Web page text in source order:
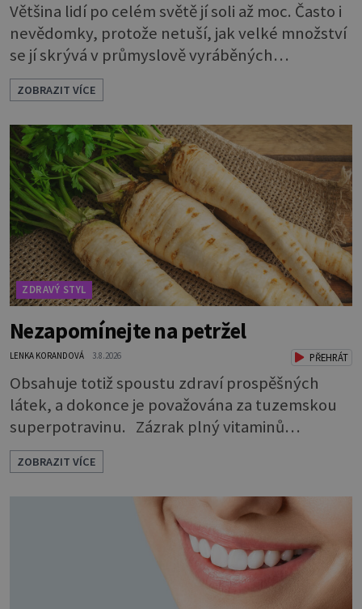
Většina lidí po celém světě jí soli až moc. Často i
nevědomky, protože netuší, jak velké množství
se jí skrývá v průmyslově vyráběných
potravinách, dokonce i těch sladkých. Sůl je
zdravá Ale v ani ne třetinovém množství, než je
pro většinu populace běžné. Její základní
složky– sodík a chlór – jsou zásadní pro správné
hospodaření organismu s tekutinami. Pomáhají
totiž udrž
ZOBRAZIT VÍCE
ZDRAVÝ STYL
Nezapomínejte na petržel
LENKA KORANDOVÁ 3.8.2026 PŘEHRÁT
Obsahuje totiž spoustu zdraví prospěšných
látek, a dokonce je považována za tuzemskou
superpotravinu. Zázrak plný vitaminů
V petrželi najdete vitaminy B1, B2, B3, B6,
provitamin A, vitamin E a velké množství
vitamínu C (nejvíce ho má nať, dokonce třikrát
více než pomeranč, v kořeni je také, ale je ho
desetkrát méně), a kyselinu listovou. Ale to
není všechno. Obsahuje také důležité
ZOBRAZIT VÍCE